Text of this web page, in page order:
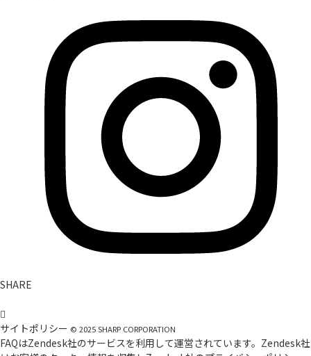
SHARE
サイトポリシー © 2025SHARP CORPORATION
FAQはZendesk社のサービスを利用して運営されています。Zendesk社